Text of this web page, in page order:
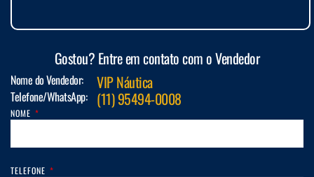
Gostou? Entre em contato com o Vendedor
Nome do Vendedor: VIP Náutica
Telefone/WhatsApp: (11) 95494-0008
NOME
TELEFONE